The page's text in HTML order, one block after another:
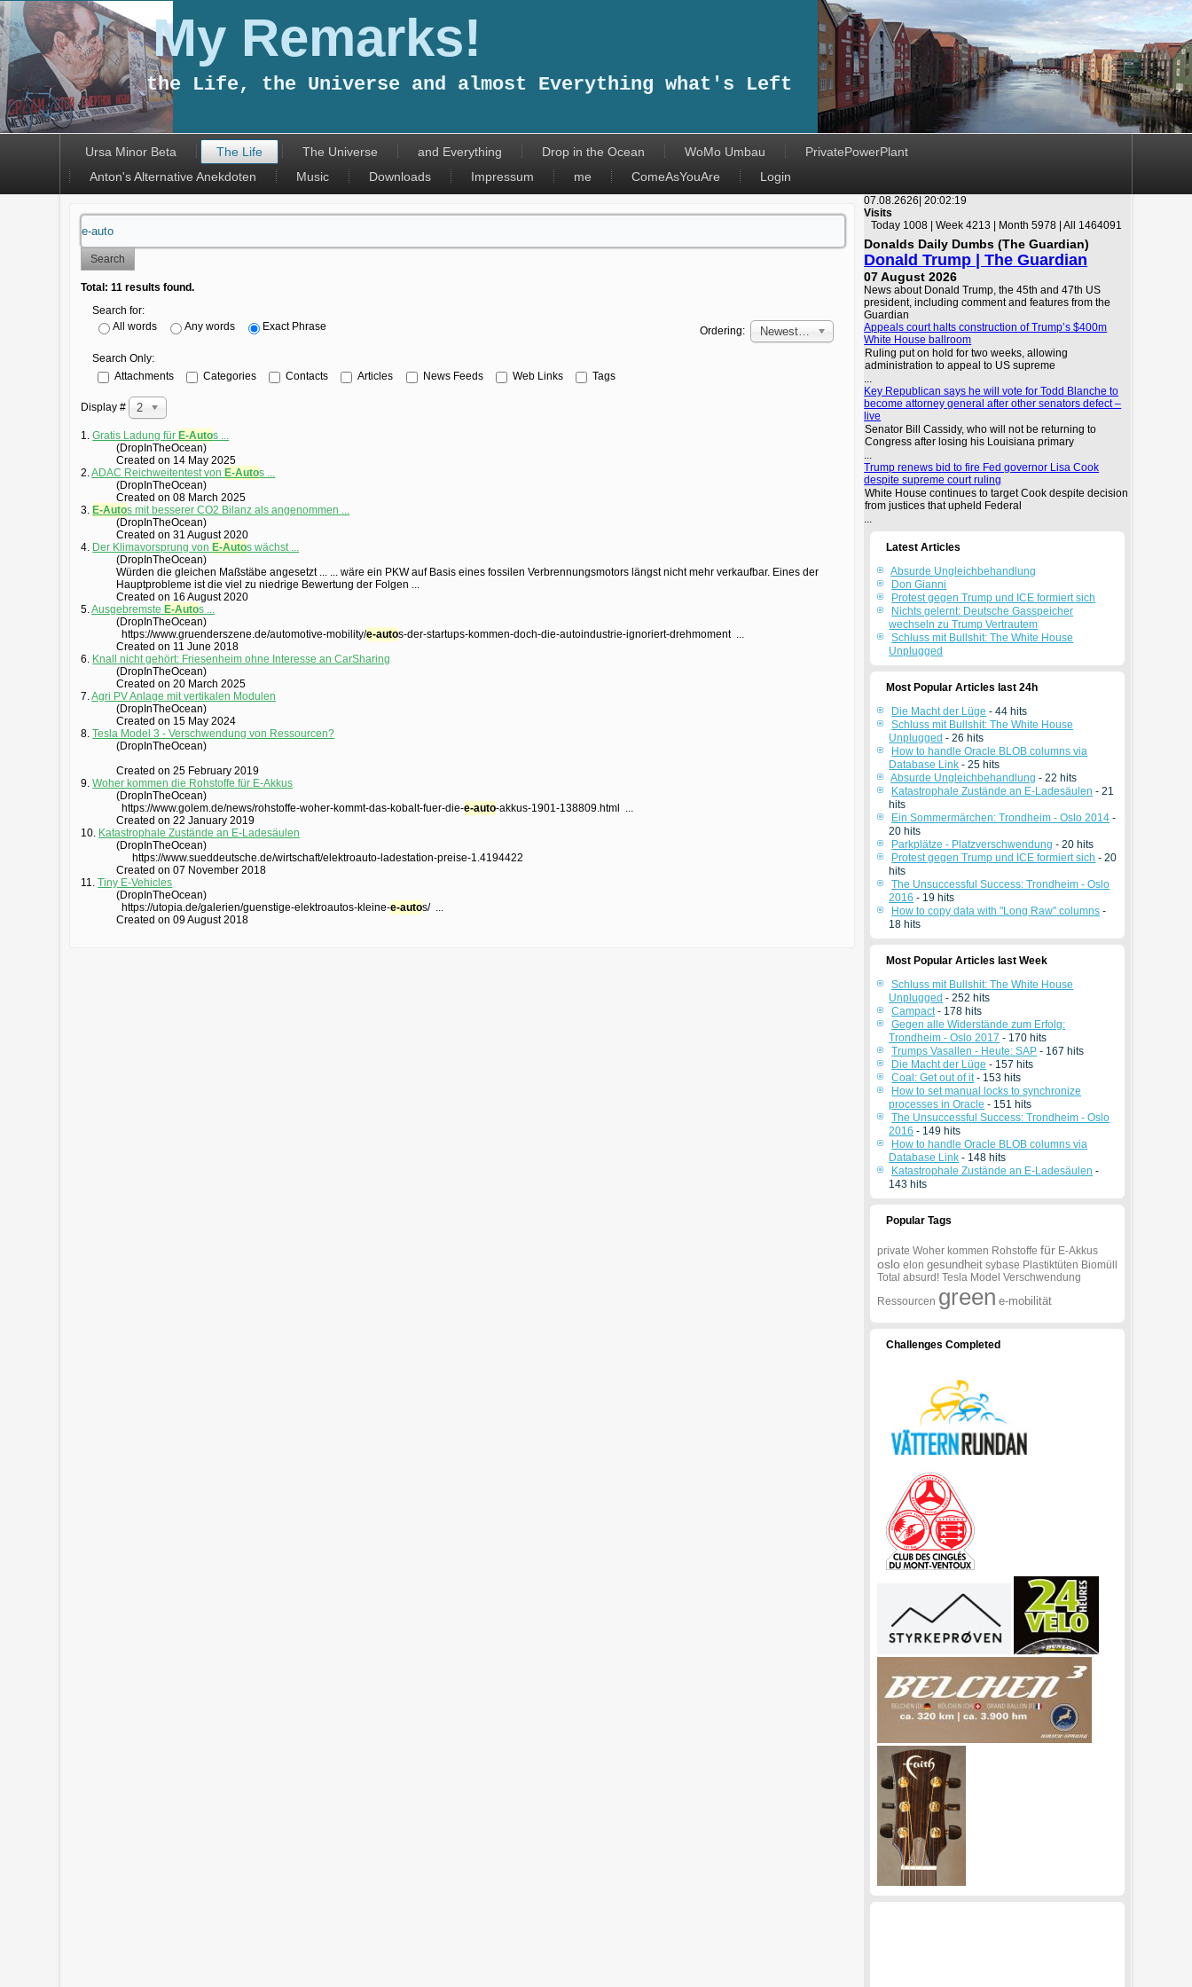
My Remarks!
the Life, the Universe and almost Everything what's Left
Ursa Minor Beta The Life The Universe and Everything Drop in the Ocean WoMo Umbau
PrivatePowerPlant
Anton's Alternative Anekdoten
Music Downloads Impressum me ComeAsYouAre Login
Search
Total:11 results found.
Search for:
All words
Any words Exact Phrase Ordering: Newest First
Search Only:
Attachments
Categories Contacts Articles News Feeds Web Links Tags
Display # 20
1.Gratis Ladung für E-Autos ...
(DropInTheOcean)
Created on 14 May 2025
2.ADAC Reichweitentest von E-Autos ...
(DropInTheOcean)
Created on 08 March 2025
3. E-Autos mit besserer CO2 Bilanz als angenommen ...
(DropInTheOcean)
Created on 31 August 2020
4. Der Klimavorsprung von E-Autos wächst ...
(DropInTheOcean)
Würden die gleichen Maßstäbe angesetzt ... ... wäre ein PKW auf Basis eines fossilen Verbrennungsmotors längst nicht mehr verkaufbar. Eines der
Hauptprobleme ist die viel zu niedrige Bewertung der Folgen ...
Created on 16 August 2020
5.Ausgebremste E-Autos ...
(DropInTheOcean)
https://www.gruenderszene.de/automotive-mobility/e-autos-der-startups-kommen-doch-die-autoindustrie-ignoriert-drehmoment ...
Created on 11 June 2018
6. Knall nicht gehört: Friesenheim ohne Interesse an CarSharing
(DropInTheOcean)
Created on 20 March 2025
7.Agri PV Anlage mit vertikalen Modulen
(DropInTheOcean)
Created on 15 May 2024
8.Tesla Model 3 - Verschwendung von Ressourcen?
(DropInTheOcean)
Created on 25 February 2019
9.Woher kommen die Rohstoffe für E-Akkus
(DropInTheOcean)
https://www.golem.de/news/rohstoffe-woher-kommt-das-kobalt-fuer-die-e-auto-akkus-1901-138809.html ...
Created on 22 January 2019
10. Katastrophale Zustände an E-Ladesäulen
(DropInTheOcean)
https://www.sueddeutsche.de/wirtschaft/elektroauto-ladestation-preise-1.4194422
Created on 07 November 2018
11.Tiny E-Vehicles
(DropInTheOcean)
https://utopia.de/galerien/guenstige-elektroautos-kleine-e-autos/ ...
Created on 09 August 2018
07.08.2626|20:02:19
Visits
Today 1008 | Week 4213 | Month 5978 | All 1464091
Donalds Daily Dumbs (The Guardian)
Donald Trump | The Guardian
07 August 2026
News about Donald Trump, the 45th and 47th US
president, including comment and features from the
Guardian
Appeals court halts construction of Trump’s $400m
White House ballroom
Ruling put on hold for two weeks, allowing
administration to appeal to US supreme
...
Key Republican says he will vote for Todd Blanche to
become attorney general after other senators defect –
live
Senator Bill Cassidy, who will not be returning to
Congress after losing his Louisiana primary
...
Trump renews bid to fire Fed governor Lisa Cook
despite supreme court ruling
White House continues to target Cook despite decision
from justices that upheld Federal
...
Latest Articles
Absurde Ungleichbehandlung
Don Gianni
Protest gegen Trump und ICE formiert sich
Nichts gelernt: Deutsche Gasspeicher
wechseln zu Trump Vertrautem
Schluss mit Bullshit: The White House
Unplugged
Most Popular Articles last 24h
Die Macht der Lüge - 44 hits
Schluss mit Bullshit: The White House
Unplugged - 26 hits
How to handle Oracle BLOB columns via
Database Link - 25 hits
Absurde Ungleichbehandlung - 22 hits
Katastrophale Zustände an E-Ladesäulen - 21
hits
Ein Sommermärchen: Trondheim - Oslo 2014 -
20 hits
Parkplätze - Platzverschwendung - 20 hits
Protest gegen Trump und ICE formiert sich - 20
hits
The Unsuccessful Success: Trondheim - Oslo
2016 - 19 hits
How to copy data with "Long Raw" columns -
18 hits
Most Popular Articles last Week
Schluss mit Bullshit: The White House
Unplugged - 252 hits
Campact- 178 hits
Gegen alle Widerstände zum Erfolg:
Trondheim - Oslo 2017 - 170 hits
Trumps Vasallen - Heute: SAP - 167 hits
Die Macht der Lüge - 157 hits
Coal: Get out of it- 153 hits
How to set manual locks to synchronize
processes in Oracle - 151 hits
The Unsuccessful Success: Trondheim - Oslo
2016 - 149 hits
How to handle Oracle BLOB columns via
Database Link - 148 hits
Katastrophale Zustände an E-Ladesäulen -
143 hits
Popular Tags
private Woher kommen Rohstoffe für E-Akkus
oslo elon gesundheit sybase Plastiktüten Biomüll
Total absurd! Tesla Model Verschwendung
Ressourcen green e-mobilität
Challenges Completed